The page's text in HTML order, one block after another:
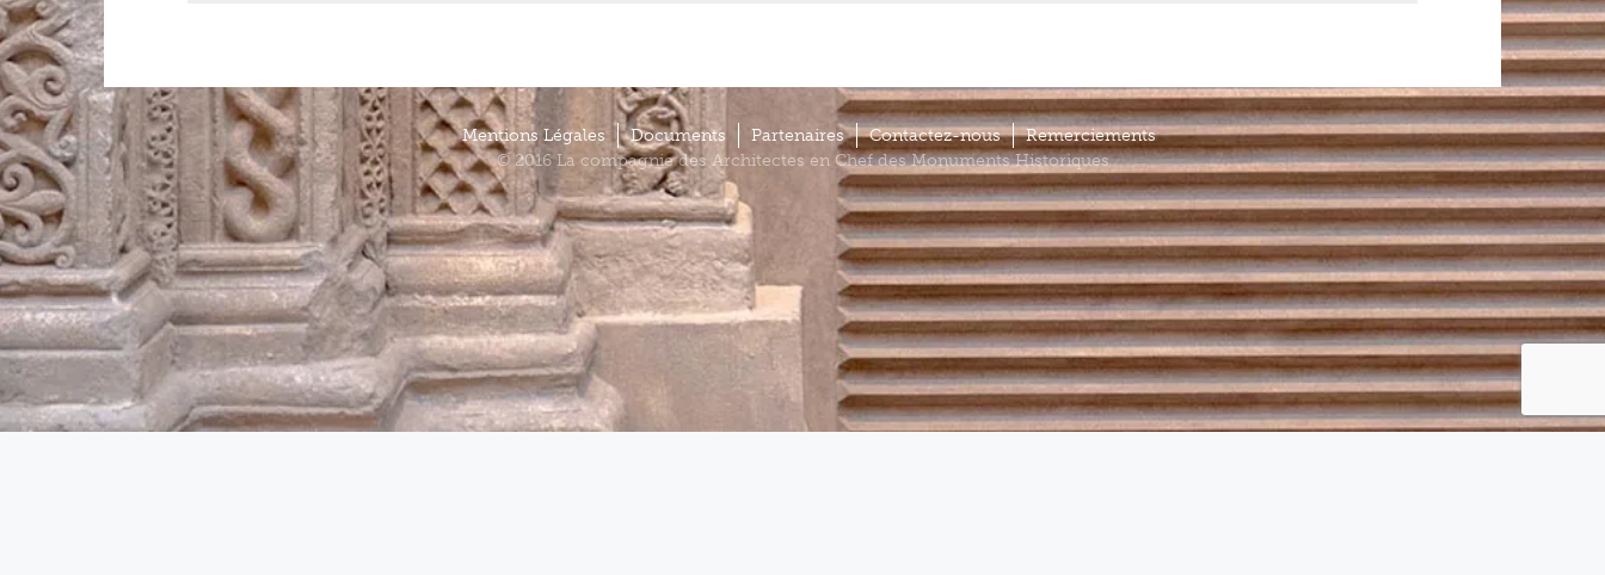
Mentions Légales Documents Partenaires Contactez-nous
Remerciements
© 2016 La compagnie des Architectes en Chef des Monuments Historiques